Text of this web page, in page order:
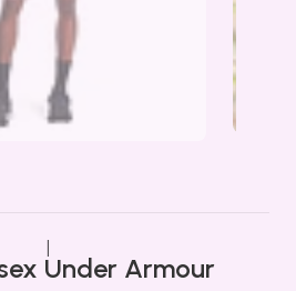
Under Armour